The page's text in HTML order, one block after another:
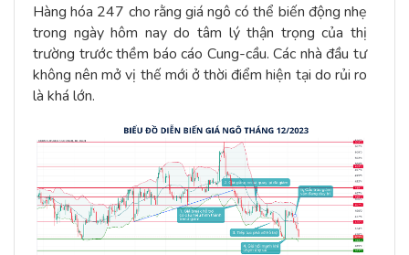
Hàng hóa 247 cho rằng giá ngô có thể biến động nhẹ
trong ngày hôm nay do tâm lý thận trọng của thị
trường trước thềm báo cáo Cung-cầu. Các nhà đầu tư
không nên mở vị thế mới ở thời điểm hiện tại do rủi ro
là khá lớn.